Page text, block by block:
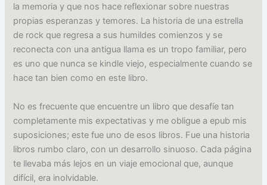
la memoria y que nos hace reflexionar sobre nuestras
propias esperanzas y temores. La historia de una estrella
de rock que regresa a sus humildes comienzos y se
reconecta con una antigua llama es un tropo familiar, pero
es uno que nunca se kindle viejo, especialmente cuando se
hace tan bien como en este libro.
No es frecuente que encuentre un libro que desafíe tan
completamente mis expectativas y me obligue a epub mis
suposiciones; este fue uno de esos libros. Fue una historia
libros rumbo claro, con un desarrollo sinuoso. Cada página
te llevaba más lejos en un viaje emocional que, aunque
difícil, era inolvidable.